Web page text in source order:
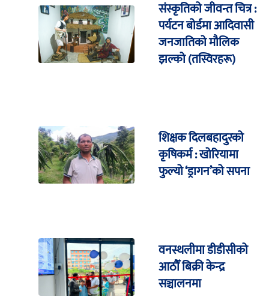
संस्कृतिको जीवन्त चित्र :
पर्यटन बोर्डमा आदिवासी
जनजातिको मौलिक
झल्को (तस्विरहरू)
शिक्षक दिलबहादुरको
कृषिकर्म : खोरियामा
फुल्यो ‘ड्रागन’को सपना
वनस्थलीमा डीडीसीको
आठौँ बिक्री केन्द्र
सञ्चालनमा